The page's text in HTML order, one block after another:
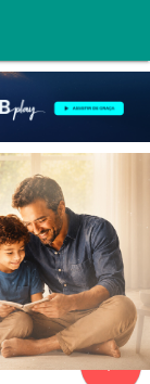
navigate_next